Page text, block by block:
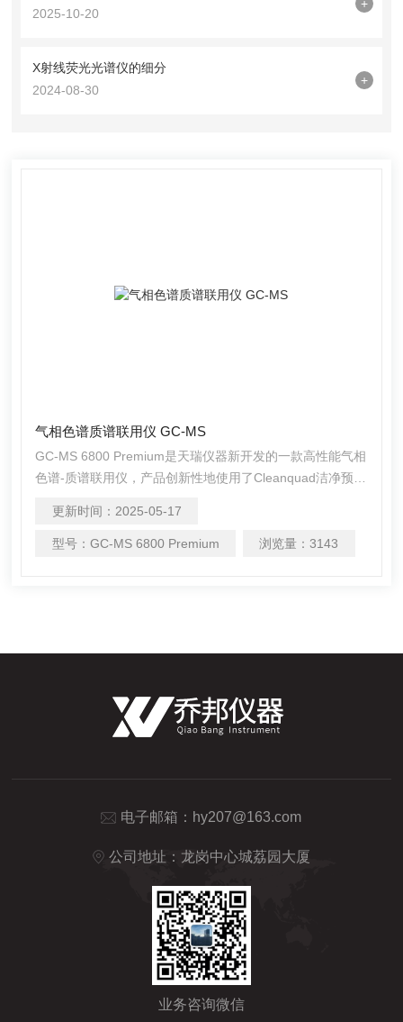
2025-10-20
+
X射线荧光光谱仪的细分
2024-08-30
+
气相色谱质谱联用仪 GC-MS
GC-MS 6800 Premium是天瑞仪器新开发的一款高性能气相
色谱-质谱联用仪，产品创新性地使用了Cleanquad洁净预四
信号信噪比；全新设计的高速数据采集卡配合优化后的射频
电源，使质谱扫描速度和质量范围得到进一步提升。气相色
更新时间： 2025-05-17
型号： GC-MS 6800 Premium 浏览量：3143
电子邮箱： hy207@163.com
公司地址：龙岗中心城荔园大厦
业务咨询微信